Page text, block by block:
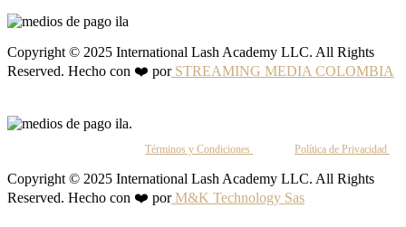
Copyright © 2025 International Lash Academy LLC. All Rights
Reserved. Hecho con ❤️ porSTREAMING MEDIA COLOMBIA
Términos y Condiciones Política de Privacidad
Copyright © 2025 International Lash Academy LLC. All Rights
Reserved. Hecho con ❤️ porM&K Technology Sas